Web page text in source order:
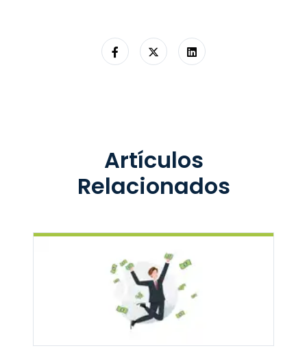
Artículos
Relacionados